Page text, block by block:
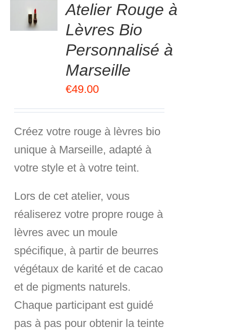
Atelier Rouge à
Lèvres Bio
Personnalisé à
Marseille
€49.00
Créez votre rouge à lèvres bio
unique à Marseille, adapté à
votre style et à votre teint.
Lors de cet atelier, vous
réaliserez votre propre rouge à
lèvres avec un moule
spécifique, à partir de beurres
végétaux de karité et de cacao
et de pigments naturels.
Chaque participant est guidé
pas à pas pour obtenir la teinte